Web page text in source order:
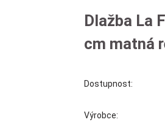
Dlažba La
cm matná
Dostupnost:
Výrobce: